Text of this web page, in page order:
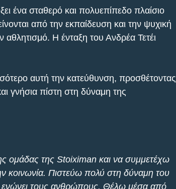
ένα σταθερό και πολυεπίπεδο πλαίσιο
από την εκπαίδευση και την ψυχική
Η ένταξη του Ανδρέα Τετέι
αυτή την κατεύθυνση, προσθέτοντας
γνήσια πίστη στη δύναμη της
ομάδας της Stoiximan και να συμμετέχω
κοινωνία. Πιστεύω πολύ στη δύναμη του
ενώνει τους ανθρώπους. Θέλω μέσα από